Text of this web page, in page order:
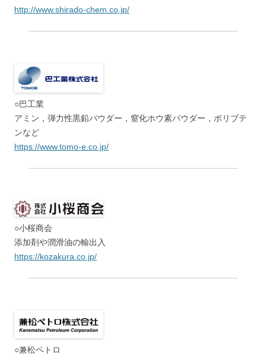
http://www.shirado-chem.co.jp/
○巴工業
アミン，弾力性黒鉛パウダー，窒化ホウ素パウダー，ポリブテ
ンなど
https://www.tomo-e.co.jp/
○小桜商会
添加剤や潤滑油の輸出入
https://kozakura.co.jp/
○兼松ペトロ